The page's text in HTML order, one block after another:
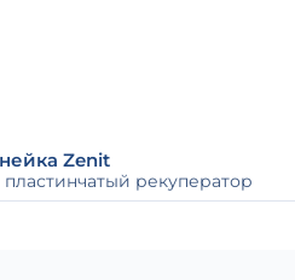
Zenit
рекуператор